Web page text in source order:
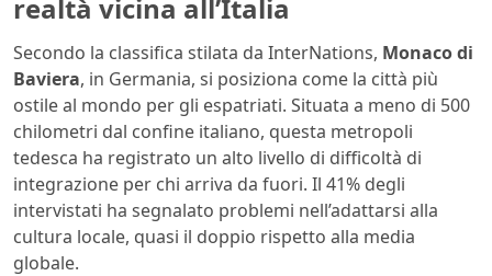
realtà vicina all’Italia
Secondo la classifica stilata da InterNations, Monaco di
Baviera, in Germania, si posiziona come la città più
ostile al mondo per gli espatriati. Situata a meno di 500
chilometri dal confine italiano, questa metropoli
tedesca ha registrato un alto livello di difficoltà di
integrazione per chi arriva da fuori. Il 41% degli
intervistati ha segnalato problemi nell’adattarsi alla
cultura locale, quasi il doppio rispetto alla media
globale.